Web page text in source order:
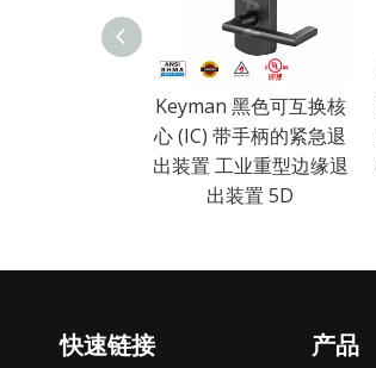
Keyman 黑色可互换核
心 (IC) 带手柄的紧急退
出装置 工业重型边缘退
出装置 5D
快速链接 产品